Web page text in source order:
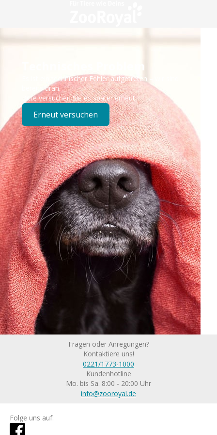
Technisches Problem
Es ist ein technischer Fehler aufgetreten – wir sind
bereits dran.
Bitte versuchen Sie es später erneut.
Erneut versuchen
Fragen oder Anregungen?
Kontaktiere uns!
0221/1773-1000
Kundenhotline
Mo. bis Sa. 8:00 - 20:00 Uhr
info@zooroyal.de
Folge uns auf: